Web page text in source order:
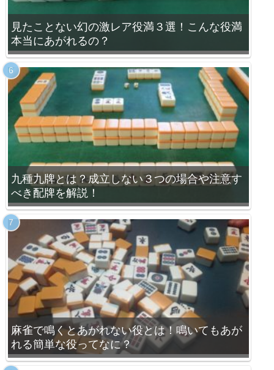
見たことない幻の激レア役満３選！こんな役満
本当にあがれるの？
九種九牌とは？成立しない３つの場合や注意す
べき配牌を解説！
麻雀で鳴くとあがれない役とは！鳴いてもあが
れる簡単な役ってなに？